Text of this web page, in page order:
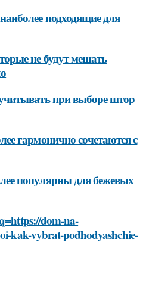
подходящие для
не будут мешать
при выборе штор
гармонично сочетаются с
популярны для бежевых
dom-na-
kak-vybrat-podhodyashchie-